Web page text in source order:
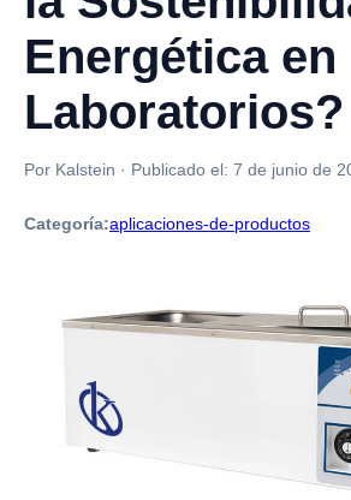
Energética en
Laboratorios?
Por Kalstein · Publicado el: 7 de junio de
Categoría:aplicaciones-de-productos